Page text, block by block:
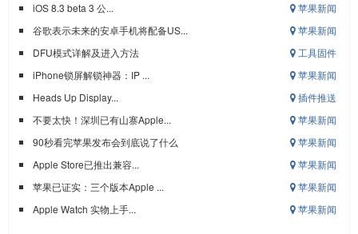
iOS 8.3 beta 3 公...
苹果新闻
谷歌表示未来的安卓手机将配备US...
苹果新闻
DFU模式详解及进入方法
工具固件
iPhone锁屏解锁神器：IP ...
苹果新闻
Heads Up Display...
插件推送
不要太快！深圳已有山寨Apple...
苹果新闻
90秒看完苹果发布会到底说了什么
苹果新闻
Apple Store已推出兼容...
苹果新闻
苹果已证实：三个版本Apple ...
苹果新闻
Apple Watch 实物上手...
苹果新闻